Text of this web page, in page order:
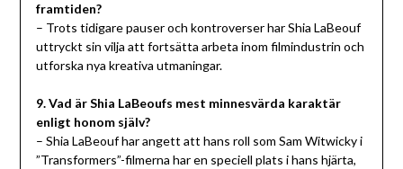
framtiden?
– Trots tidigare pauser och kontroverser har Shia LaBeouf
uttryckt sin vilja att fortsätta arbeta inom filmindustrin och
utforska nya kreativa utmaningar.
9. Vad är Shia LaBeoufs mest minnesvärda karaktär
enligt honom själv?
– Shia LaBeouf har angett att hans roll som Sam Witwicky i
”Transformers”-filmerna har en speciell plats i hans hjärta,